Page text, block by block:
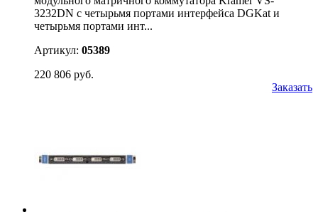
3232DN с четырьмя портами интерфейса DGKat и
четырьмя портами инт...
Артикул: 05389
220 806 руб.
Заказать